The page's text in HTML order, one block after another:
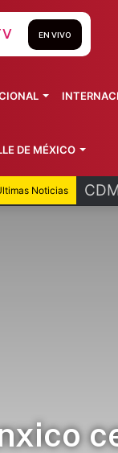
Noticias
EN VIVO
DE MÉXICO